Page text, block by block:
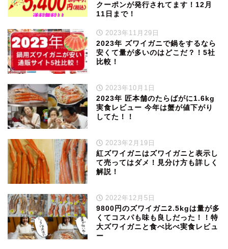
クーポンが発行されてます！12月
11日まで！
2023年11月29日
2023年 ズワイガニで鍋をするなら
安くて量が多いのはどこだ？！5社
比較！
2023年10月1日
2023年 匠本舗のたらばがに1.6kg
実食レビュー 今年は蟹が値下がり
してた！！
2023年2月19日
紅ズワイガニはズワイガニと表示し
て売ってはダメ！見分け方も詳しく
解説！
2022年12月5日
9800円のズワイガニ2.5kgは量が多
くてコスパも味も良しだった！！特
大ズワイガニと食べ比べ実食レビュ
ー